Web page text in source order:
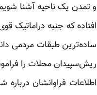
و تمدن یک ناحیه آشنا
افتاده که جنبه دراماتیک
ساده‌ترین طبقات مردمی
ریش‌سپیدان محلات را
اطلاعات ‏فراوانشان